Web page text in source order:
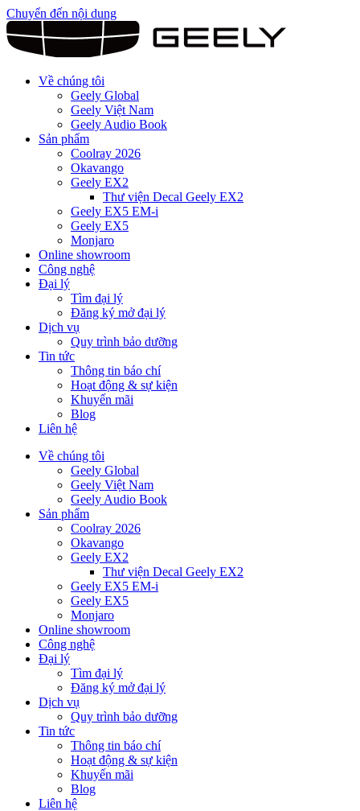
Chuyển đến nội dung
Về chúng tôi
Geely Global
Geely Việt Nam
Geely Audio Book
Sản phẩm
Coolray 2026
Okavango
Geely EX2
Thư viện Decal Geely EX2
Geely EX5 EM-i
Geely EX5
Monjaro
Online showroom
Công nghệ
Đại lý
Tìm đại lý
Đăng ký mở đại lý
Dịch vụ
Quy trình bảo dưỡng
Tin tức
Thông tin báo chí
Hoạt động & sự kiện
Khuyến mãi
Blog
Liên hệ
Về chúng tôi
Geely Global
Geely Việt Nam
Geely Audio Book
Sản phẩm
Coolray 2026
Okavango
Geely EX2
Thư viện Decal Geely EX2
Geely EX5 EM-i
Geely EX5
Monjaro
Online showroom
Công nghệ
Đại lý
Tìm đại lý
Đăng ký mở đại lý
Dịch vụ
Quy trình bảo dưỡng
Tin tức
Thông tin báo chí
Hoạt động & sự kiện
Khuyến mãi
Blog
Liên hệ